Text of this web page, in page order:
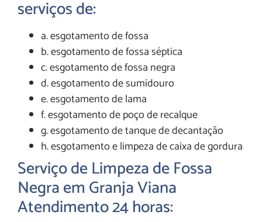
serviços de:
a. esgotamento de fossa
b. esgotamento de fossa séptica
c. esgotamento de fossa negra
d. esgotamento de sumidouro
e. esgotamento de lama
f. esgotamento de poço de recalque
g. esgotamento de tanque de decantação
h. esgotamento e limpeza de caixa de gordura
Serviço de Limpeza de Fossa
Negra em Granja Viana
Atendimento 24 horas: